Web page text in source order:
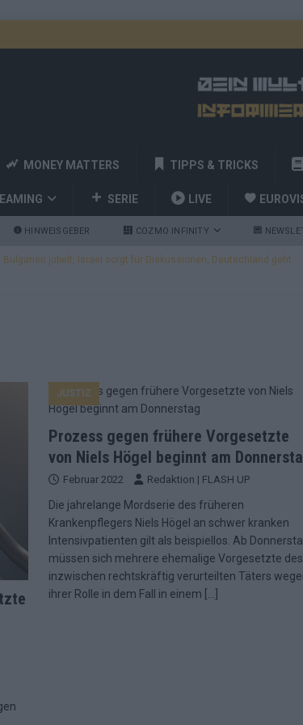
MONEY MATTERS TIPPS & TRICKS
SERIE LIVE
HINWEISGEBER COZMO INFINITY
Bulgarien jubelt, Israel sorgt für Diskussionen, Deutschland geht
und Billy Joel – das ESC-Finale wird eine Party
Favorit, Australien aufgestiegen – alle 25 Acts im Kurzcheck
Zahl zur Ikone wurde: 70 Jahre ESC-Wertungsgeschichte!
– 26 Länder wollen den Sieg in Wien EUROVISION
– der Rest des ESC-Halbfinales war solide, aber kein Feuerwerk
die Wettquoten – vier sicher, sechs zittern, einer chancenlos!
JUSTIZ
Prozess gegen frühere Vorgesetzte
von Niels Högel beginnt am
Februar 2022 Redaktion | FLASH UP
Die jahrelange Mordserie des früheren
Krankenpflegers Niels Högel an schwer kranken
Intensivpatienten gilt als beispiellos. Ab
müssen sich mehrere ehemalige Vorgesetzte des
inzwischen rechtskräftig verurteilten Täters
ihrer Rolle in dem Fall in einem